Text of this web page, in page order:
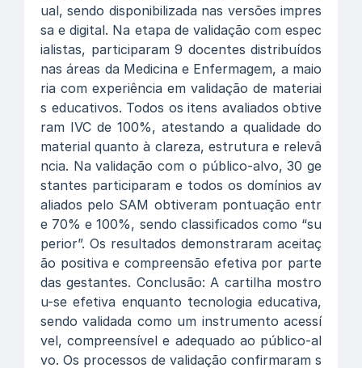
ual, sendo disponibilizada nas versões impres
sa e digital. Na etapa de validação com espec
ialistas, participaram 9 docentes distribuídos
nas áreas da Medicina e Enfermagem, a maio
ria com experiência em validação de materiai
s educativos. Todos os itens avaliados obtive
ram IVC de 100%, atestando a qualidade do
material quanto à clareza, estrutura e relevâ
ncia. Na validação com o público-alvo, 30 ge
stantes participaram e todos os domínios av
aliados pelo SAM obtiveram pontuação entr
e 70% e 100%, sendo classificados como “su
perior”. Os resultados demonstraram aceitaç
ão positiva e compreensão efetiva por parte
das gestantes. Conclusão: A cartilha mostro
u-se efetiva enquanto tecnologia educativa,
sendo validada como um instrumento acessí
vel, compreensível e adequado ao público-al
vo. Os processos de validação confirmaram s